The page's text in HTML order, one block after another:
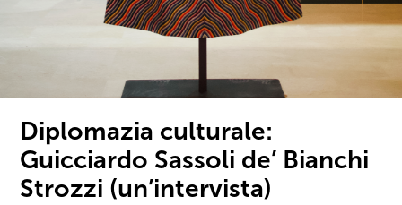
Diplomazia culturale:
Guicciardo Sassoli de’ Bianchi
Strozzi (un’intervista)